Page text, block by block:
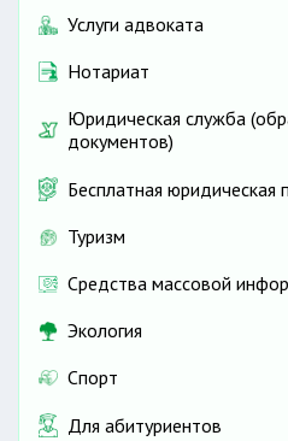
Услуги адвоката
Нотариат
Юридическая служба
документов)
Бесплатная юридическая
Туризм
Средства массовой
Экология
Спорт
Для абитуриентов